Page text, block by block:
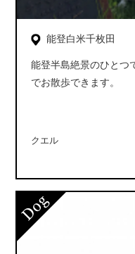
能登白米千枚田
能登半島絶景のひとつ
でお散歩できます。
クエル